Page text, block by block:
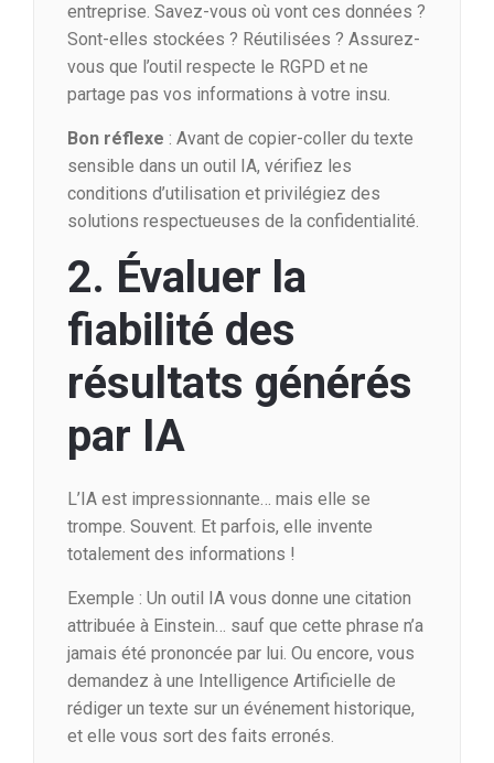
entreprise. Savez-vous où vont ces données ?
Sont-elles stockées ? Réutilisées ? Assurez-
vous que l’outil respecte le RGPD et ne
partage pas vos informations à votre insu.
Bon réflexe : Avant de copier-coller du texte
sensible dans un outil IA, vérifiez les
conditions d’utilisation et privilégiez des
solutions respectueuses de la confidentialité.
2. Évaluer la
fiabilité des
résultats générés
par IA
L’IA est impressionnante… mais elle se
trompe. Souvent. Et parfois, elle invente
totalement des informations !
Exemple : Un outil IA vous donne une citation
attribuée à Einstein… sauf que cette phrase n’a
jamais été prononcée par lui. Ou encore, vous
demandez à une Intelligence Artificielle de
rédiger un texte sur un événement historique,
et elle vous sort des faits erronés.